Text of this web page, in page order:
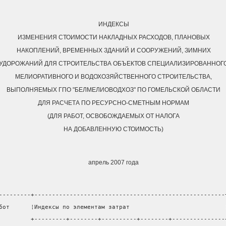
ИНДЕКСЫ
ИЗМЕНЕНИЯ СТОИМОСТИ НАКЛАДНЫХ РАСХОДОВ, ПЛАНОВЫХ
НАКОПЛЕНИЙ, ВРЕМЕННЫХ ЗДАНИЙ И СООРУЖЕНИЙ, ЗИМНИХ
ДЛЯ СТРОИТЕЛЬСТВА ОБЪЕКТОВ
МЕЛИОРАТИВНОГО И ВОДОХОЗЯЙСТВЕННОГО СТРОИТЕЛЬСТВА,
ВЫПОЛНЯЕМЫХ ГПО "БЕЛМЕЛИОВОДХОЗ" ПО ГОМЕЛЬСКОЙ ОБЛАСТИ
ДЛЯ РАСЧЕТА ПО РЕСУРСНО-СМЕТНЫМ НОРМАМ
(ДЛЯ РАБОТ, ОСВОБОЖДАЕМЫХ ОТ НАЛОГА
НА ДОБАВЛЕННУЮ СТОИМОСТЬ)
апрель 2007 года
+------------------------------------------------------
работ      ¦Индексы по элементам затрат
+---------+--------+----------+--------+---------------